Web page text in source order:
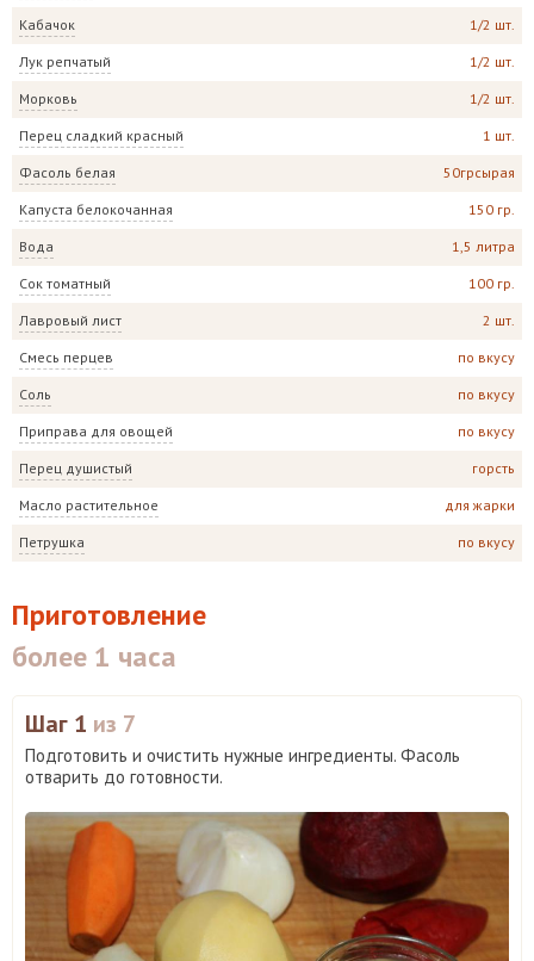
Кабачок 1/2 шт.
Лук репчатый 1/2 шт.
Морковь 1/2 шт.
Перец сладкий красный 1 шт.
Фасоль белая 50грсырая
Капуста белокочанная 150 гр.
Вода 1,5 литра
Сок томатный 100 гр.
Лавровый лист 2 шт.
Смесь перцев по вкусу
Соль по вкусу
Приправа для овощей по вкусу
Перец душистый горсть
Масло растительное для жарки
Петрушка по вкусу
Приготовление
более 1 часа
Шаг 1 из 7
Подготовить и очистить нужные ингредиенты. Фасоль
отварить до готовности.